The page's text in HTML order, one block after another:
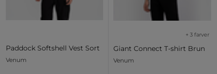
Paddock Softshell Vest Sort
Venum
Giant Connect T-shirt Brun
+ 3 farver
Venum